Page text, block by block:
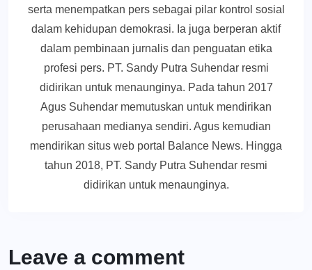
serta menempatkan pers sebagai pilar kontrol sosial
dalam kehidupan demokrasi. Ia juga berperan aktif
dalam pembinaan jurnalis dan penguatan etika
profesi pers. PT. Sandy Putra Suhendar resmi
didirikan untuk menaunginya. Pada tahun 2017
Agus Suhendar memutuskan untuk mendirikan
perusahaan medianya sendiri. Agus kemudian
mendirikan situs web portal Balance News. Hingga
tahun 2018, PT. Sandy Putra Suhendar resmi
didirikan untuk menaunginya.
Leave a comment